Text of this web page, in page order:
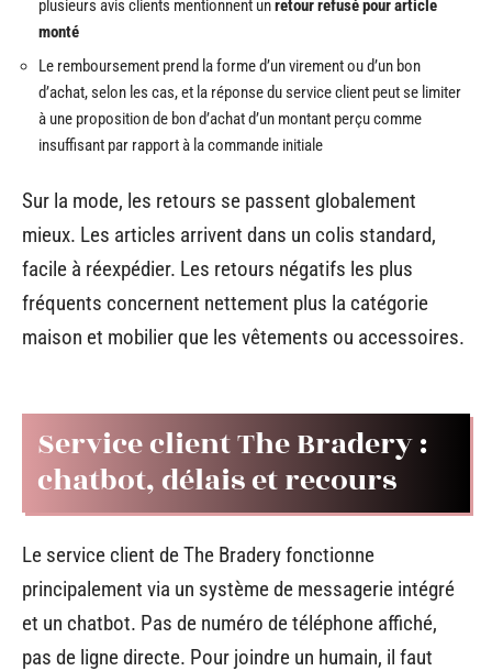
plusieurs avis clients mentionnent unretour refusé pour article
monté
Le remboursement prend la forme d’un virement ou d’un bon
d’achat, selon les cas, et la réponse du service client peut se limiter
à une proposition de bon d’achat d’un montant perçu comme
insuffisant par rapport à la commande initiale
Sur la mode, les retours se passent globalement
mieux. Les articles arrivent dans un colis standard,
facile à réexpédier. Les retours négatifs les plus
fréquents concernent nettement plus la catégorie
maison et mobilier que les vêtements ou accessoires.
Service client The Bradery :
chatbot, délais et recours
Le service client de The Bradery fonctionne
principalement via un système de messagerie intégré
et un chatbot. Pas de numéro de téléphone affiché,
pas de ligne directe. Pour joindre un humain, il faut